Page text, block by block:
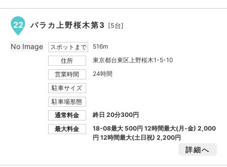
22 パラカ上野桜木第3 [5台]
スポットまで
516m
住所
東京都台東区上野桜木1-5-10
営業時間
24時間
駐車サイズ
駐車場形態
通常料金
終日 20分300円
最大料金
18-08最大 500円12時間最大(月-金)2,000
円12時間最大(土日祝)2,200円
詳細へ
No Image